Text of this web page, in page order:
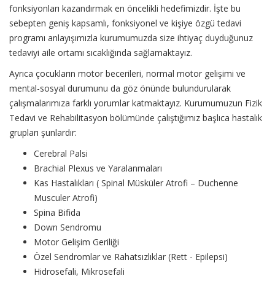
fonksiyonları kazandırmak en öncelikli hedefimizdir. İşte bu
sebepten geniş kapsamlı, fonksiyonel ve kişiye özgü tedavi
programı anlayışımızla kurumumuzda size ihtiyaç duyduğunuz
tedaviyi aile ortamı sıcaklığında sağlamaktayız.
Ayrıca çocukların motor becerileri, normal motor gelişimi ve
mental-sosyal durumunu da göz önünde bulundurularak
çalışmalarımıza farklı yorumlar katmaktayız. Kurumumuzun Fizik
Tedavi ve Rehabilitasyon bölümünde çalıştığımız başlıca hastalık
grupları şunlardır:
Cerebral Palsi
Brachial Plexus ve Yaralanmaları
Kas Hastalıkları ( Spinal Müsküler Atrofi – Duchenne
Musculer Atrofi)
Spina Bifida
Down Sendromu
Motor Gelişim Geriliği
Özel Sendromlar ve Rahatsızlıklar (Rett - Epilepsi)
Hidrosefali, Mikrosefali